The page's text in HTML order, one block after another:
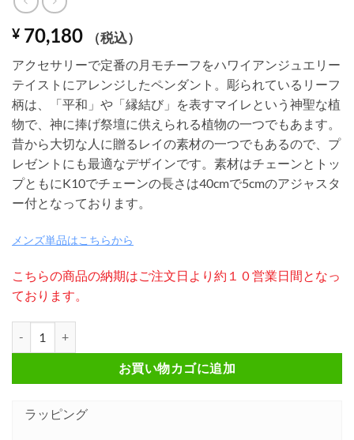
¥ 70,180 （税込）
アクセサリーで定番の月モチーフをハワイアンジュエリー
テイストにアレンジしたペンダント。彫られているリーフ
柄は、「平和」や「縁結び」を表すマイレという神聖な植
物で、神に捧げ祭壇に供えられる植物の一つでもあます。
昔から大切な人に贈るレイの素材の一つでもあるので、プ
レゼントにも最適なデザインです。素材はチェーンとトッ
プともにK10でチェーンの長さは40cmで5cmのアジャスタ
ー付となっております。
メンズ単品はこちらから
こちらの商品の納期はご注文日より約１０営業日間となっ
ております。
お買い物カゴに追加
ラッピング